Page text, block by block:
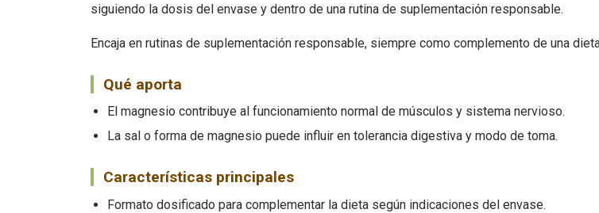
siguiendo la dosis del envase y dentro de una rutina de suplementación responsable.
Encaja en rutinas de suplementación responsable, siempre como complemento de una
Qué aporta
El magnesio contribuye al funcionamiento normal de músculos y sistema nervioso.
La sal o forma de magnesio puede influir en tolerancia digestiva y modo de toma.
Características principales
Formato dosificado para complementar la dieta según indicaciones del envase.